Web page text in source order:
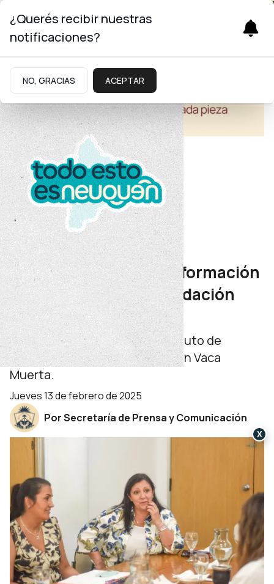
Educación
Capacitaciones intensivas
Articulan acciones de formación
entre Educación y Fundación
YPF
Se trata del diseño de un instituto de
formación técnica para la región Vaca
Muerta.
jueves 13 de febrero de 2025
Por Secretaría de Prensa y Comunicación
¿Querés recibir nuestras
notificaciones?
NO, GRACIAS ACEPTAR
X